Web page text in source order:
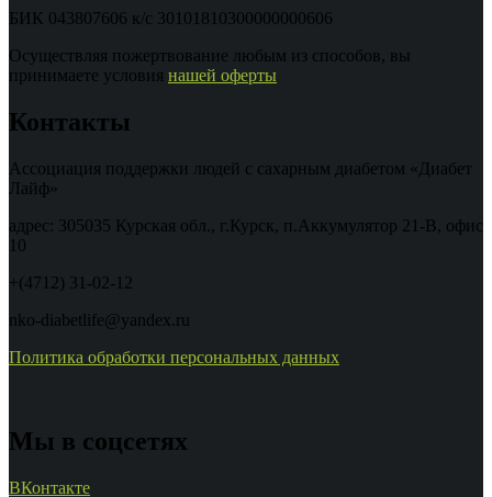
БИК 043807606 к/с 30101810300000000606
Осуществляя пожертвование любым из способов, вы
принимаете условия нашей оферты
Контакты
Ассоциация поддержки людей с сахарным диабетом «Диабет
Лайф»
адрес: 305035 Курская обл., г.Курск, п.Аккумулятор 21-В, офис
10
+(4712) 31-02-12
nko-diabetlife@yandex.ru
Политика обработки персональных данных
Мы в соцсетях
ВКонтакте